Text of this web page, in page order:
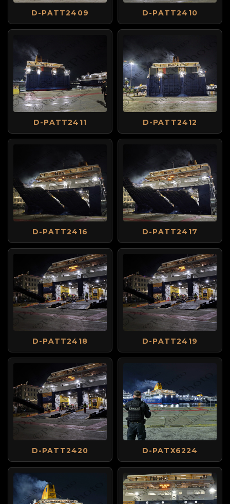
D-PATT2409 D-PATT2410
D-PATT2411 D-PATT2412
D-PATT2416 D-PATT2417
D-PATT2418 D-PATT2419
D-PATT2420 D-PATX6224